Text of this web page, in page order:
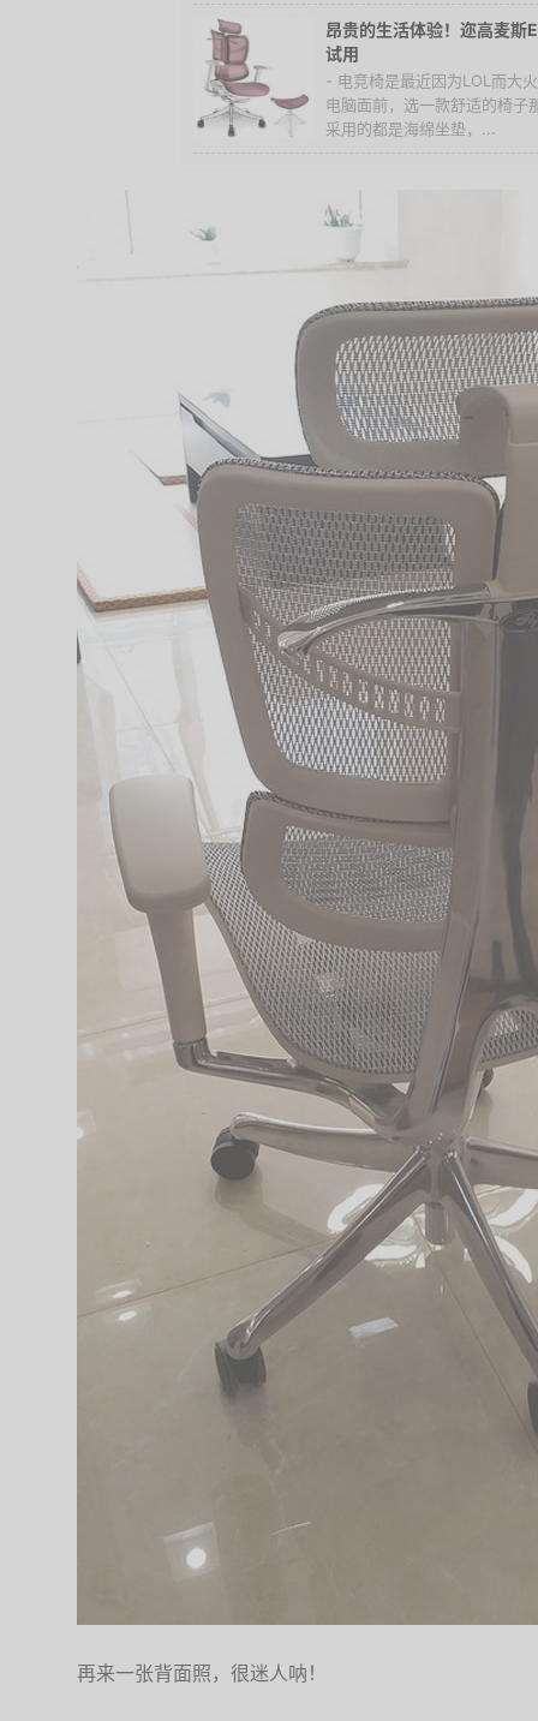
昂贵的生活体验！迩高麦
试用
- 电竞椅是最近因为LOL而大
电脑面前，选一款舒适的椅子
采用的都是海绵坐垫，...
再来一张背面照，很迷人呐！